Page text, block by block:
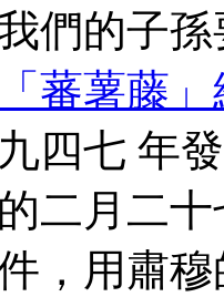
的子孫
「蕃薯藤
四七 年
二月二
，用肅